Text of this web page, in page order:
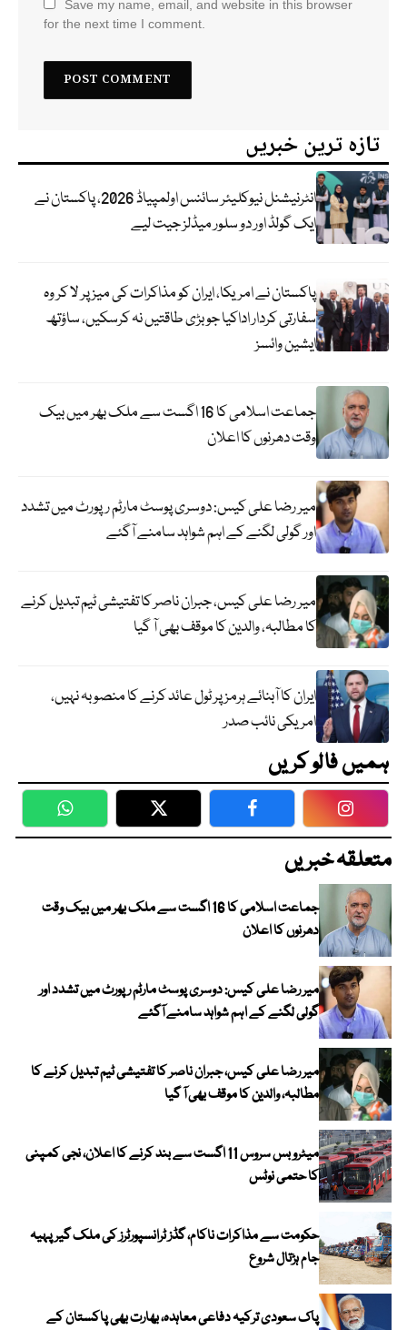
Save my name, email, and website in this browser
for the next time I comment.
تازہ ترین خبریں
انٹرنیشنل نیوکلیئر سائنس اولمپیاڈ 2026، پاکستان نے
ایک گولڈ اور دو سلور میڈلز جیت لیے
پاکستان نے امریکا، ایران کو مذاکرات کی میز پر لا کر وہ
سفارتی کردار اداکیا جو بڑی طاقتیں نہ کرسکیں، ساؤتھ
ایشین وائسز
جماعت اسلامی کا 16 اگست سے ملک بھر میں بیک
وقت دھرنوں کا اعلان
میر رضا علی کیس: دوسری پوسٹ مارٹم رپورٹ میں تشدد
اور گولی لگنے کے اہم شواہد سامنے آگئے
میر رضا علی کیس، جبران ناصر کا تفتیشی ٹیم تبدیل کرنے
کا مطالبہ، والدین کا موقف بھی آ گیا
ایران کا آبنائے ہرمز پر ٹول عائد کرنے کا منصوبہ نہیں،
امریکی نائب صدر
ہمیں فالو کریں
WhatsApp Twitter Facebook
متعلقہ خبریں
جماعت اسلامی کا 16 اگست سے ملک بھر میں بیک وقت
دھرنوں کا اعلان
میر رضا علی کیس: دوسری پوسٹ مارٹم رپورٹ میں تشدد اور
گولی لگنے کے اہم شواہد سامنے آگئے
میر رضا علی کیس، جبران ناصر کا تفتیشی ٹیم تبدیل کرنے کا
مطالبہ، والدین کا موقف بھی آ گیا
میٹرو بس سروس 11 اگست سے بند کرنے کا اعلان، نجی کمپنی
کا حتمی نوٹس
حکومت سے مذاکرات ناکام، گڈز ٹرانسپورٹرز کی ملک گیر پہیہ
جام ہڑتال شروع
پاک سعودی ترکیہ دفاعی معاہدہ، بھارت بھی پاکستان کے